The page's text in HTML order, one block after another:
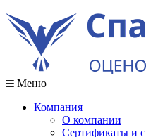
Меню
Компания
О компании
Сертификаты и